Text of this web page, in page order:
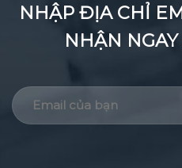
NHẬP ĐỊA CHỈ
NHẬN